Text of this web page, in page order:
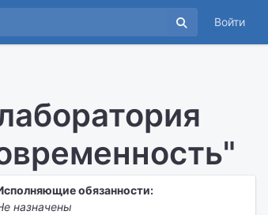
Войти
обязанности:
назначены